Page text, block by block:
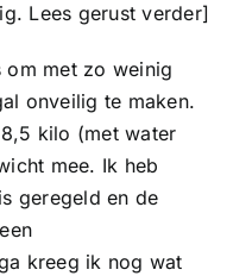
Lees gerust verder]
om met zo weinig
onveilig te maken.
kilo (met water
mee. Ik heb
geregeld en de
kreeg ik nog wat